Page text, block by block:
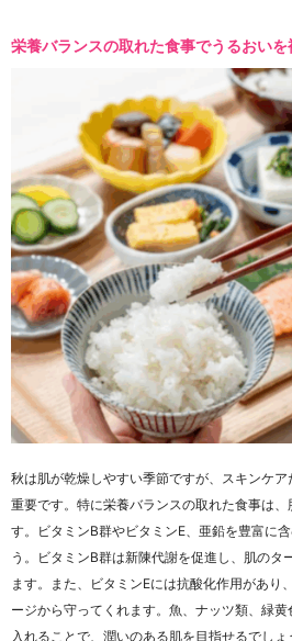
栄養バランスの取れた食事でうるおいを
秋は肌が乾燥しやすい季節ですが、スキンケ
重要です。特に栄養バランスの取れた食事は
す。ビタミンB群やビタミンE、亜鉛を豊富に
う。ビタミンB群は新陳代謝を促進し、肌のタ
ます。また、ビタミンEには抗酸化作用があり
ージから守ってくれます。魚、ナッツ類、緑
入れることで、潤いのある肌を目指せるでしょ